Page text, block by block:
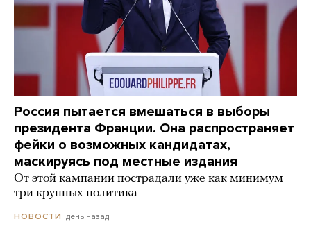
Россия пытается вмешаться в выборы
президента Франции. Она распространяет
фейки о возможных кандидатах,
маскируясь под местные издания
От этой кампании пострадали уже как минимум
три крупных политика
НОВОСТИ день назад